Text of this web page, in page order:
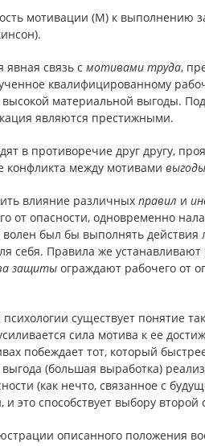
мотивации (М) к выполнению
явная связь с мотивами труда,
квалифицированному
материальной выгоды.
являются престижными.
в противоречие друг другу,
конфликта между мотивами выгоды
влияние различных правил и
от опасности, одновременно
волен был бы выполнять
себя. Правила же
защитыограждают рабочего от
существует понятие
сила мотива к ее
побеждает тот, который
(большая выработка)
(как нечто, связанное с
и это способствует выбору второй
описанного положения